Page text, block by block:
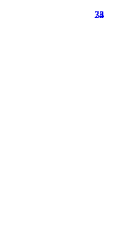
22
8
74
35